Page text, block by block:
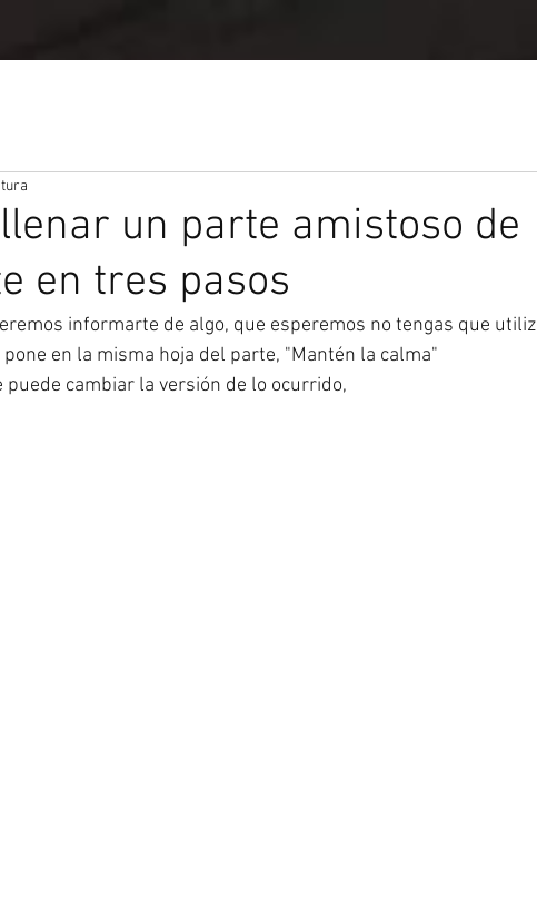
un parte amistoso de
en tres pasos
informarte de algo, que esperemos no tengas que
en la misma hoja del parte, "Mantén la calma"
puede cambiar la versión de lo ocurrido,